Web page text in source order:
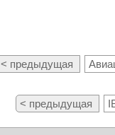
< предыдущая
< предыдущая